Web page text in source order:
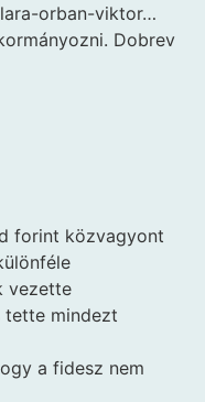
orban-viktor…
Dobrev
forint közvagyont
vezette
tette mindezt
a fidesz nem